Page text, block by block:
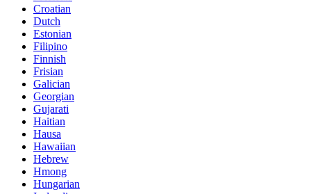
Croatian
Dutch
Estonian
Filipino
Finnish
Frisian
Galician
Georgian
Gujarati
Haitian
Hausa
Hawaiian
Hebrew
Hmong
Hungarian